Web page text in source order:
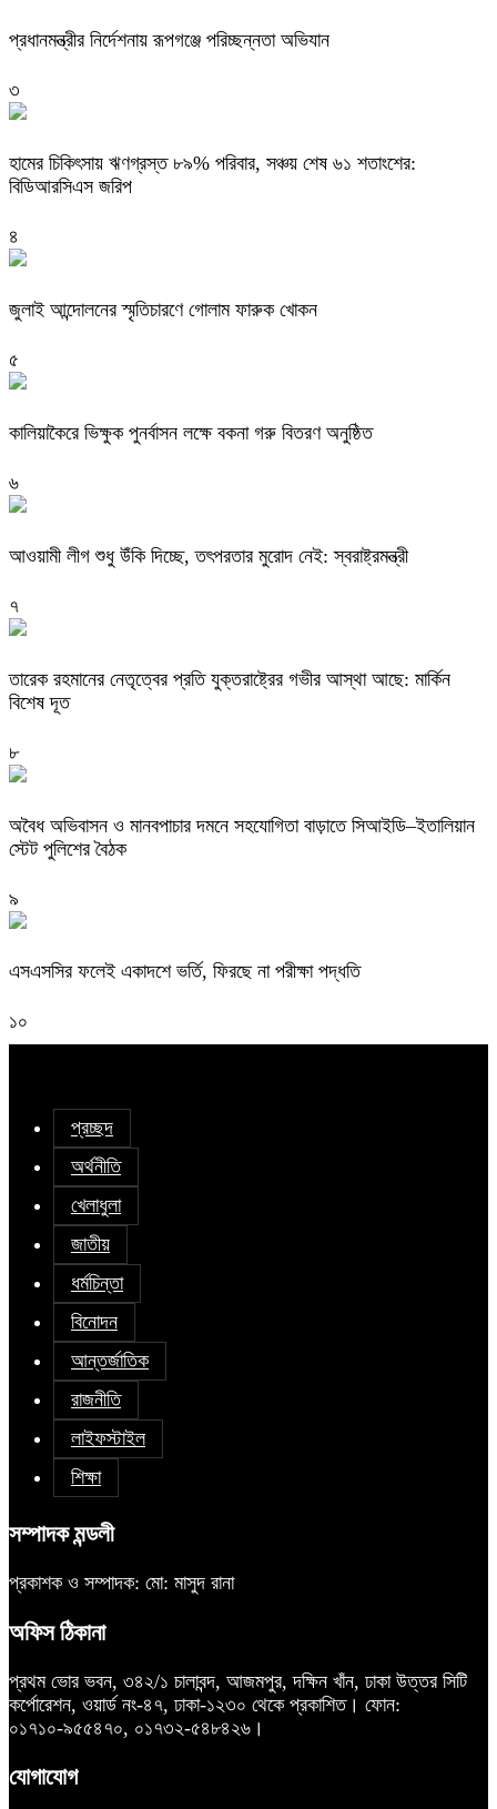
প্রধানমন্ত্রীর নির্দেশনায় রূপগঞ্জে পরিচ্ছন্নতা অভিযান
৩
হামের চিকিৎসায় ঋণগ্রস্ত ৮৯% পরিবার, সঞ্চয় শেষ ৬১ শতাংশের:
বিডিআরসিএস জরিপ
৪
জুলাই আন্দোলনের স্মৃতিচারণে গোলাম ফারুক খোকন
৫
কালিয়াকৈরে ভিক্ষুক পুনর্বাসন লক্ষে বকনা গরু বিতরণ অনুষ্ঠিত
৬
আওয়ামী লীগ শুধু উঁকি দিচ্ছে, তৎপরতার মুরোদ নেই: স্বরাষ্ট্রমন্ত্রী
৭
তারেক রহমানের নেতৃত্বের প্রতি যুক্তরাষ্ট্রের গভীর আস্থা আছে: মার্কিন
বিশেষ দূত
৮
অবৈধ অভিবাসন ও মানবপাচার দমনে সহযোগিতা বাড়াতে সিআইডি–ইতালিয়ান
স্টেট পুলিশের বৈঠক
৯
এসএসসির ফলেই একাদশে ভর্তি, ফিরছে না পরীক্ষা পদ্ধতি
১০
প্রচ্ছদ
অর্থনীতি
খেলাধুলা
জাতীয়
ধর্মচিন্তা
বিনোদন
আন্তর্জাতিক
রাজনীতি
লাইফস্টাইল
শিক্ষা
সম্পাদক মন্ডলী
প্রকাশক ও সম্পাদক: মো: মাসুদ রানা
অফিস ঠিকানা
প্রথম ভোর ভবন, ৩৪২/১ চালাবন্দ, আজমপুর, দক্ষিন খাঁন, ঢাকা উত্তর সিটি
কর্পোরেশন, ওয়ার্ড নং-৪৭, ঢাকা-১২৩০ থেকে প্রকাশিত। ফোন:
০১৭১০-৯৫৫৪৭০, ০১৭৩২-৫৪৮৪২৬।
যোগাযোগ